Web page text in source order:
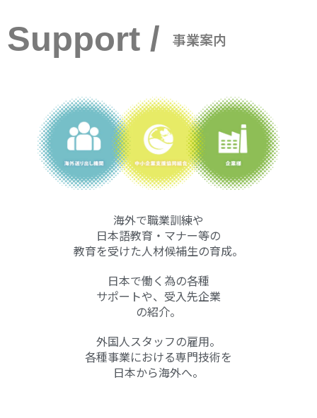
Support / 事業案内
海外で職業訓練や
日本語教育・マナー等の
教育を受けた人材候補生の育成。
日本で働く為の各種
サポートや、受入先企業
の紹介。
外国人スタッフの雇用。
各種事業における専門技術を
日本から海外へ。